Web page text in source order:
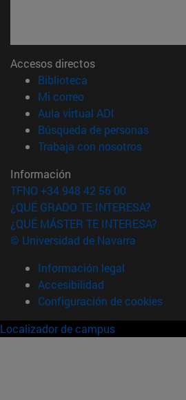
Accesos directos
Biblioteca
Mi correo(abre en nueva
Aula virtual ADI
Búsqueda de personas(abre
Trabaja con nosotros(abre en
Información
TFNO +34 948 42 56 00
¿QUÉ GRADO TE INTERESA?
¿QUÉ MÁSTER TE INTERESA?
© Universidad de Navarra
Información legal
Accesibilidad
Configuración de cookies
Localizador de campus